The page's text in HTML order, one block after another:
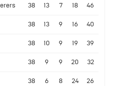
38 13 7 18 46
38 13 9 16 40
38 10 9 19 39
38 9 9 20 32
38 6 8 24 26